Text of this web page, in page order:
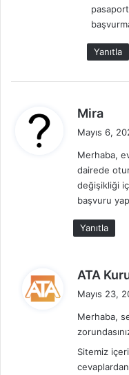
Yanıtla
Mira
i
k
i
:
Mayıs 6,
Merhaba,
dairede
değişikliği
başvuru
Yanıtla
ATA
Mayıs 23,
Merhaba,
Sitemiz